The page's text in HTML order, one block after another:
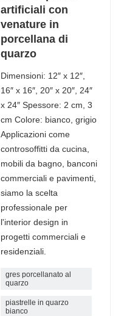
artificiali con
venature in
porcellana di
quarzo
Dimensioni: 12″ x 12″,
16″ x 16″, 20″ x 20″, 24″
x 24″ Spessore: 2 cm, 3
cm Colore: bianco, grigio
Applicazioni come
controsoffitti da cucina,
mobili da bagno, banconi
commerciali e pavimenti,
siamo la scelta
professionale per
l'interior design in
progetti commerciali e
residenziali.
gres porcellanato al
quarzo
piastrelle in quarzo
bianco